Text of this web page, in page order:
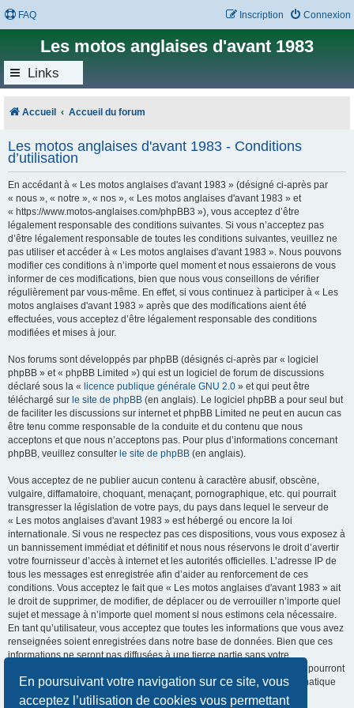
En poursuivant votre navigation sur ce site, vous
acceptez l’utilisation de cookies vous permettant
FAQ Connexion
Inscription
Les motos anglaises d'avant 1983
Links
Accueil Accueil du forum
Les motos anglaises d'avant 1983 - Conditions
d’utilisation
En accédant à « Les motos anglaises d'avant 1983 » (désigné ci-après par
« nous », « notre », « nos », « Les motos anglaises d'avant 1983 » et
« https://www.motos-anglaises.com/phpBB3 »), vous acceptez d’être
légalement responsable des conditions suivantes. Si vous n’acceptez pas
d’être légalement responsable de toutes les conditions suivantes, veuillez ne
pas utiliser et accéder à « Les motos anglaises d'avant 1983 ». Nous pouvons
modifier ces conditions à n’importe quel moment et nous essaierons de vous
informer de ces modifications, bien que nous vous conseillons de vérifier
régulièrement par vous-même. En effet, si vous continuez à participer à « Les
motos anglaises d'avant 1983 » après que des modifications aient été
effectuées, vous acceptez d’être légalement responsable des conditions
modifiées et mises à jour.
Nos forums sont développés par phpBB (désignés ci-après par « logiciel
phpBB » et « phpBB Limited ») qui est un logiciel de forum de discussions
déclaré sous la « licence publique générale GNU 2.0 » et qui peut être
téléchargé sur le site de phpBB (en anglais). Le logiciel phpBB a pour seul but
de faciliter les discussions sur internet et phpBB Limited ne peut en aucun cas
être tenu comme responsable de la conduite et du contenu que nous
acceptons et que nous n’acceptons pas. Pour plus d’informations concernant
phpBB, veuillez consulter le site de phpBB (en anglais).
Vous acceptez de ne publier aucun contenu à caractère abusif, obscène,
vulgaire, diffamatoire, choquant, menaçant, pornographique, etc. qui pourrait
transgresser la législation de votre pays, du pays dans lequel le serveur de
« Les motos anglaises d'avant 1983 » est hébergé ou encore la loi
internationale. Si vous ne respectez pas ces dispositions, vous vous exposez à
un bannissement immédiat et définitif et nous nous réservons le droit d’avertir
votre fournisseur d’accès à internet et les autorités officielles. L’adresse IP de
tous les messages est enregistrée afin d’aider au renforcement de ces
conditions. Vous acceptez le fait que « Les motos anglaises d'avant 1983 » ait
le droit de supprimer, de modifier, de déplacer ou de verrouiller n’importe quel
sujet et message à n’importe quel moment si nous estimons cela nécessaire.
En tant qu’utilisateur, vous acceptez que toutes les informations que vous avez
renseignées soient enregistrées dans notre base de données. Bien que ces
informations ne seront pas diffusées à une tierce partie sans votre
consentement, ni « Les motos anglaises d'avant 1983 », ni phpBB, ne pourront
être tenus comme responsables en cas de tentative de piratage informatique
visant à compromettre vos données.